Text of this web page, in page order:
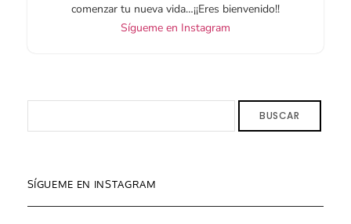
comenzar tu nueva vida…¡¡Eres bienvenido!!
Sígueme en Instagram
BUSCAR
SÍGUEME EN INSTAGRAM